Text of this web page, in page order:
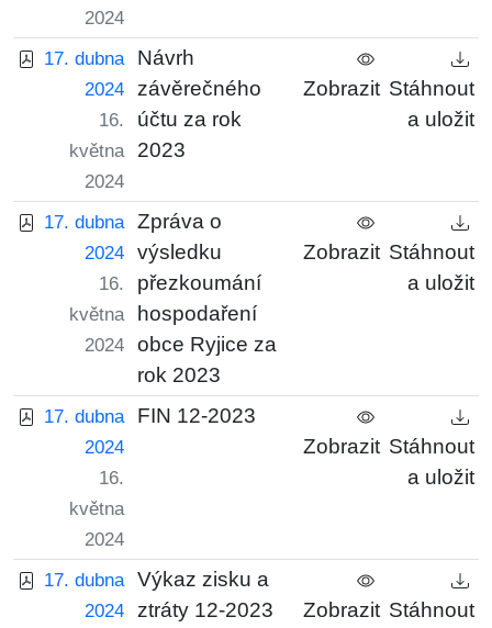
2024
17. dubna
2024
16.
května
2024
Návrh
závěrečného
účtu za rok
2023
Zobrazit Stáhnout
a uložit
17. dubna
2024
16.
května
2024
Zpráva o
výsledku
přezkoumání
hospodaření
obce Ryjice za
rok 2023
Zobrazit Stáhnout
a uložit
17. dubna
2024
16.
května
2024
FIN 12-2023
Zobrazit Stáhnout
a uložit
17. dubna
2024
Výkaz zisku a
ztráty 12-2023
Zobrazit Stáhnout